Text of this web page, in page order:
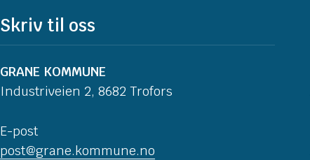
Skriv til oss
GRANE KOMMUNE
Industriveien 2, 8682 Trofors
E-post
post@grane.kommune.no